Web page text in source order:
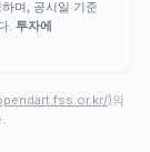
며, 공시일 기준
. 투자에
)의